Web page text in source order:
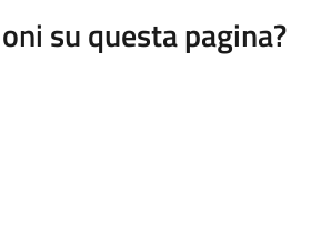
su questa pagina?